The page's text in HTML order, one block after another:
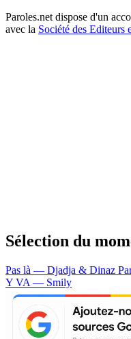
Paroles.net dispose d'un
avec la Société des Editeurs
Sélection du
Pas là — Djadja & Dinaz
Y VA — Smily